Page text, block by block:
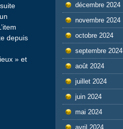
depuis
» et
décembre 2024
novembre 2024
octobre 2024
septembre 2024
août 2024
juillet 2024
juin 2024
mai 2024
avril 2024